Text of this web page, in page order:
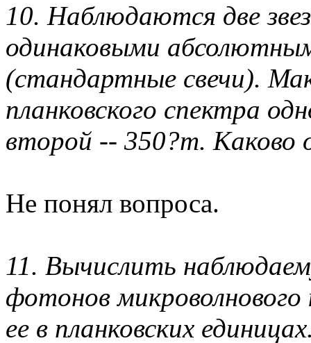
10. Наблюдаются две
одинаковыми
(стандартные свечи).
планковского спектра
второй -- 350?m. Каково
Не понял вопроса.
11. Вычислить
фотонов
ее в планковских